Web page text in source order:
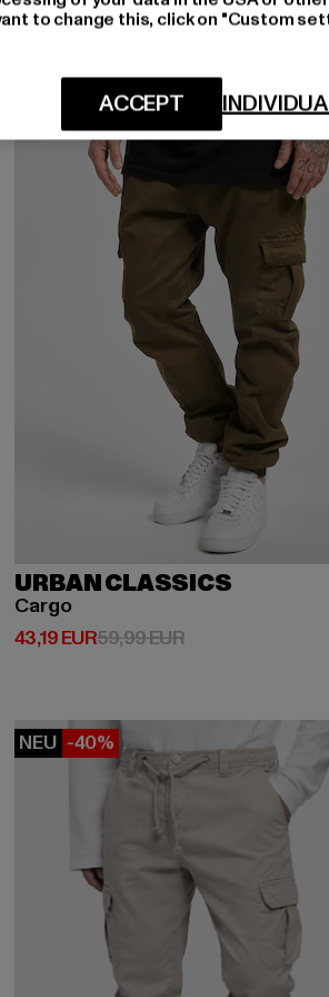
-28%
URBAN CLASSICS
Cargo
43,19 EUR
Derzeitiger Preis: 43,19 EUR
59,99 EURAktionspreis:
NEU -40%
to change this, click on "Custom
ACCEPT